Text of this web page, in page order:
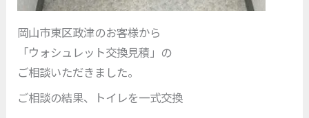
岡山市東区政津のお客様から
「ウォシュレット交換見積」の
ご相談いただきました。
ご相談の結果、トイレを一式交換